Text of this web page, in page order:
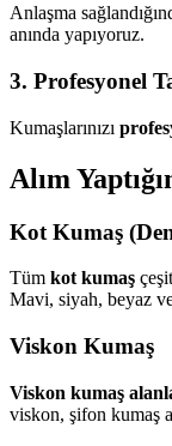
Anlaşma
anında yapıyoruz.
3. Profesyonel
Kumaşlarınızı
Alım
Kot Kumaş
Tüm kot kumaş
Mavi, siyah, beyaz
Viskon Kumaş
Viskon kumaş
viskon, şifon kumaş